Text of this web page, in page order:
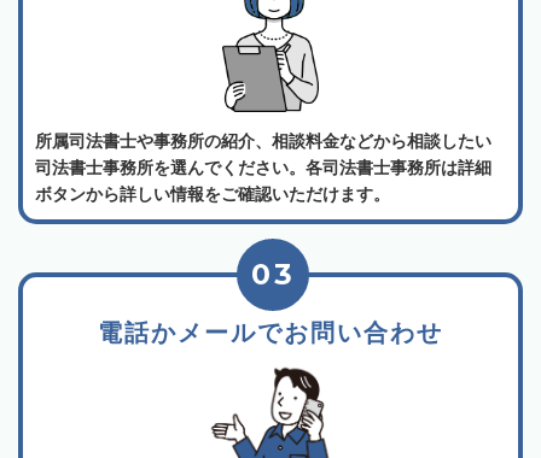
所属司法書士や事務所の紹介、相談料金などから相談したい
司法書士事務所を選んでください。各司法書士事務所は詳細
ボタンから詳しい情報をご確認いただけます。
電話かメールでお問い合わせ
03